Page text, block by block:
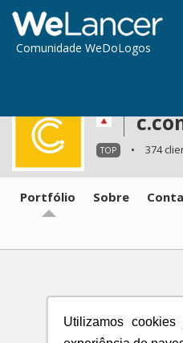
Utilizamos
Comunidade WeDoLogos
TOP • 374
Portfólio Sobre